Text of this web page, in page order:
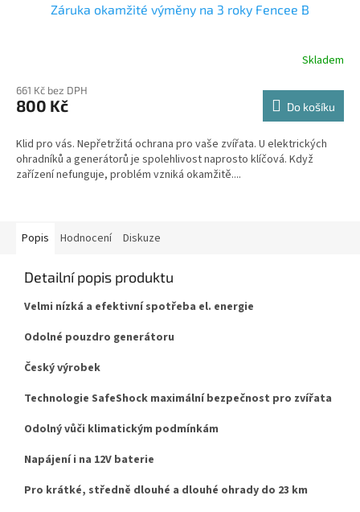
Záruka okamžité výměny na 3 roky Fencee B
Skladem
661 Kč bez DPH
800 Kč Do košíku
Klid pro vás. Nepřetržitá ochrana pro vaše zvířata. U elektrických
ohradníků a generátorů je spolehlivost naprosto klíčová. Když
zařízení nefunguje, problém vzniká okamžitě....
Popis Hodnocení Diskuze
Detailní popis produktu
Velmi nízká a efektivní spotřeba el. energie
Odolné pouzdro generátoru
Český výrobek
Technologie SafeShock maximální bezpečnost pro zvířata
Odolný vůči klimatickým podmínkám
Napájení i na 12V baterie
Pro krátké, středně dlouhé a dlouhé ohrady do 23 km